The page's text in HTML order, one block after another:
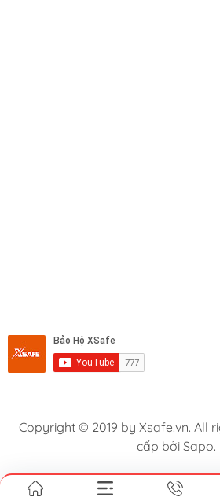
Copyright © 2019 by Xsafe.vn. All
cấp bởi Sapo.